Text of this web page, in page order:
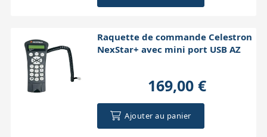
Raquette de commande Celestron
NexStar+ avec mini port USB AZ
169,00 €
Ajouter au panier